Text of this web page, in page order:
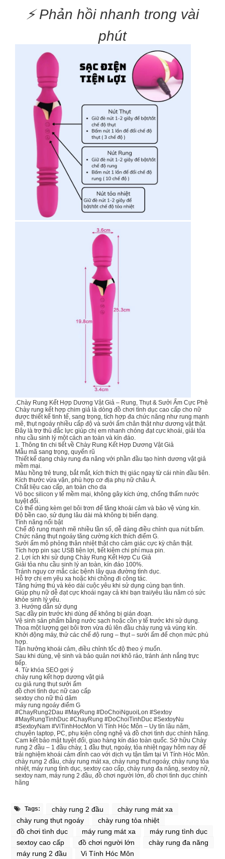
⚡ Phản hồi nhanh trong vài
phút
.Chày Rung Kết Hợp Dương Vật Giả – Rung, Thụt & Sưởi Ấm Cực Phê
Chày rung kết hợp chim giả là dòng đồ chơi tình dục cao cấp cho nữ
được thiết kế tinh tế, sang trọng, tích hợp đa chức năng như rung mạnh
mẽ, thụt ngoáy nhiều cấp độ và sưởi ấm chân thật như dương vật thật.
Đây là trợ thủ đắc lực giúp chị em nhanh chóng đạt cực khoái, giải tỏa
nhu cầu sinh lý một cách an toàn và kín đáo.
1. Thông tin chi tiết về Chày Rung Kết Hợp Dương Vật Giả
Mẫu mã sang trọng, quyến rũ
Thiết kế dạng chày rung đa năng với phần đầu tạo hình dương vật giả
mềm mại.
Màu hồng trẻ trung, bắt mắt, kích thích thị giác ngay từ cái nhìn đầu tiên.
Kích thước vừa vặn, phù hợp cơ địa phụ nữ châu Á.
Chất liệu cao cấp, an toàn cho da
Vỏ bọc silicon y tế mềm mại, không gây kích ứng, chống thấm nước
tuyệt đối.
Có thể dùng kèm gel bôi trơn để tăng khoái cảm và bảo vệ vùng kín.
Độ bền cao, sử dụng lâu dài mà không bị biến dạng.
Tính năng nổi bật
Chế độ rung mạnh mẽ nhiều tần số, dễ dàng điều chỉnh qua nút bấm.
Chức năng thụt ngoáy tăng cường kích thích điểm G.
Sưởi ấm mô phỏng thân nhiệt thật cho cảm giác cực kỳ chân thật.
Tích hợp pin sạc USB tiện lợi, tiết kiệm chi phí mua pin.
2. Lợi ích khi sử dụng Chày Rung Kết Hợp Cu Giả
Giải tỏa nhu cầu sinh lý an toàn, kín đáo 100%.
Tránh nguy cơ mắc các bệnh lây qua đường tình dục.
Hỗ trợ chị em yêu xa hoặc khi chồng đi công tác.
Tăng hứng thú và kéo dài cuộc yêu khi sử dụng cùng bạn tình.
Giúp phụ nữ dễ đạt cực khoái ngay cả khi bạn trai/yêu lâu năm có sức
khỏe sinh lý yếu.
3. Hướng dẫn sử dụng
Sạc đầy pin trước khi dùng để không bị gián đoạn.
Vệ sinh sản phẩm bằng nước sạch hoặc cồn y tế trước khi sử dụng.
Thoa một lượng gel bôi trơn vừa đủ lên đầu chày rung và vùng kín.
Khởi động máy, thử các chế độ rung – thụt – sưởi ấm để chọn mức phù
hợp.
Tận hưởng khoái cảm, điều chỉnh tốc độ theo ý muốn.
Sau khi dùng, vệ sinh và bảo quản nơi khô ráo, tránh ánh nắng trực
tiếp.
4. Từ khóa SEO gợi ý
chày rung kết hợp dương vật giả
cu giả rung thụt sưởi ấm
đồ chơi tình dục nữ cao cấp
sextoy cho nữ thủ dâm
máy rung ngoáy điểm G
#ChayRung2Dau #MayRung #DoChoiNguoiLon #Sextoy
#MayRungTinhDuc #ChayRung #DoChoiTinhDuc #SextoyNu
#SextoyNam #ViTinhHocMon Vi Tính Hóc Môn – Uy tín lâu năm,
chuyên laptop, PC, phụ kiện công nghệ và đồ chơi tình dục chính hãng.
Cam kết bảo mật tuyệt đối, giao hàng kín đáo toàn quốc. Sở hữu Chày
rung 2 đầu – 1 đầu chày, 1 đầu thụt, ngoáy, tỏa nhiệt ngay hôm nay để
trải nghiệm khoái cảm đỉnh cao với dịch vụ tận tâm tại Vi Tính Hóc Môn.
chày rung 2 đầu, chày rung mát xa, chày rung thụt ngoáy, chày rung tỏa
nhiệt, máy rung tình dục, sextoy cao cấp, chày rung đa năng, sextoy nữ,
sextoy nam, máy rung 2 đầu, đồ chơi người lớn, đồ chơi tình dục chính
hãng
Tags: chày rung 2 đầu
chày rung mát xa
chày rung thụt ngoáy
chày rung tỏa nhiệt
đồ chơi tình dục
máy rung mát xa
máy rung tình dục
sextoy cao cấp
đồ chơi người lớn
chày rung đa năng
máy rung 2 đầu
Vi Tính Hóc Môn